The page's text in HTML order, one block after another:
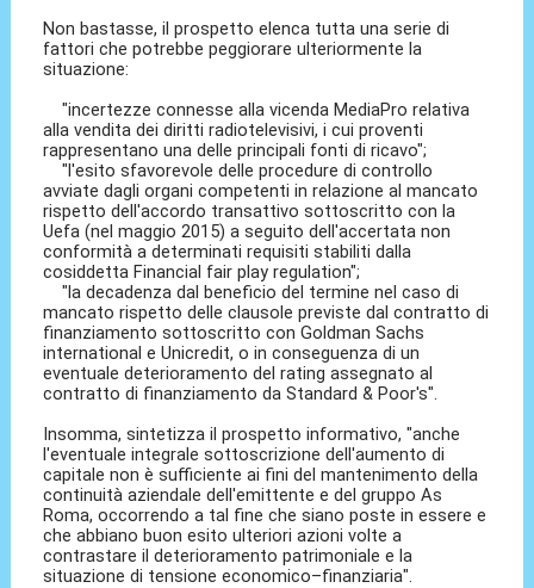
Non bastasse, il prospetto elenca tutta una serie di
fattori che potrebbe peggiorare ulteriormente la
situazione:
"incertezze connesse alla vicenda MediaPro relativa
alla vendita dei diritti radiotelevisivi, i cui proventi
rappresentano una delle principali fonti di ricavo";
"l'esito sfavorevole delle procedure di controllo
avviate dagli organi competenti in relazione al mancato
rispetto dell'accordo transattivo sottoscritto con la
Uefa (nel maggio 2015) a seguito dell'accertata non
conformità a determinati requisiti stabiliti dalla
cosiddetta Financial fair play regulation";
"la decadenza dal beneficio del termine nel caso di
mancato rispetto delle clausole previste dal contratto di
finanziamento sottoscritto con Goldman Sachs
international e Unicredit, o in conseguenza di un
eventuale deterioramento del rating assegnato al
contratto di finanziamento da Standard & Poor's".
Insomma, sintetizza il prospetto informativo, "anche
l'eventuale integrale sottoscrizione dell'aumento di
capitale non è sufficiente ai fini del mantenimento della
continuità aziendale dell'emittente e del gruppo As
Roma, occorrendo a tal fine che siano poste in essere e
che abbiano buon esito ulteriori azioni volte a
contrastare il deterioramento patrimoniale e la
situazione di tensione economico–finanziaria".